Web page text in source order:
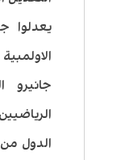
يعدلوا
جانيرو
الدول